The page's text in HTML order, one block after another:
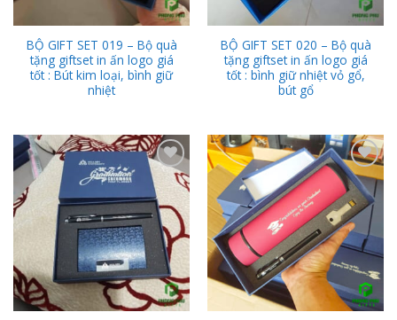
BỘ GIFT SET 019 – Bộ quà
tặng giftset in ấn logo giá
tốt : Bút kim loại, bình giữ
nhiệt
BỘ GIFT SET 020 – Bộ quà
tặng giftset in ấn logo giá
tốt : bình giữ nhiệt vỏ gổ,
bút gổ
Add to
Wishlist
Add to
Wishlist